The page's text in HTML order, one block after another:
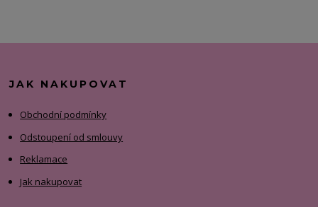
JAK NAKUPOVAT
Obchodní podmínky
Odstoupení od smlouvy
Reklamace
Jak nakupovat